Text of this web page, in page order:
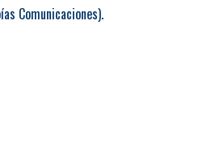
Comunicaciones).